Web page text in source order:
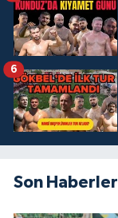
6
Son Haberler